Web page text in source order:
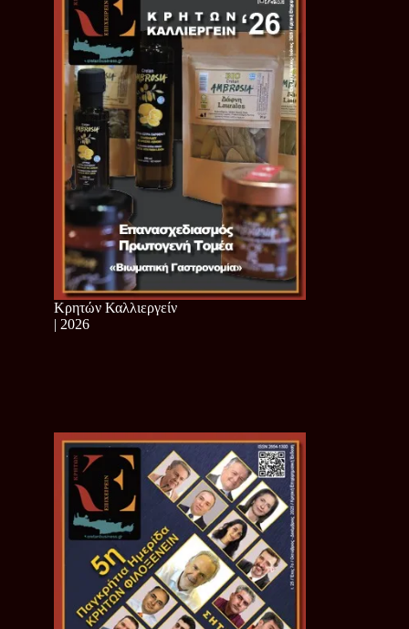
Κρητών Καλλιεργείν
| 2026